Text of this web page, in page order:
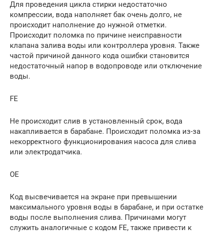
Для проведения цикла стирки недостаточно
компрессии, вода наполняет бак очень долго, не
происходит наполнение до нужной отметки.
Происходит поломка по причине неисправности
клапана залива воды или контроллера уровня. Также
частой причиной данного кода ошибки становится
недостаточный напор в водопроводе или отключение
воды.
FE
Не происходит слив в установленный срок, вода
накапливается в барабане. Происходит поломка из-за
некорректного функционирования насоса для слива
или электродатчика.
OE
Код высвечивается на экране при превышении
максимального уровня воды в барабане, и при остатке
воды после выполнения слива. Причинами могут
служить аналогичные с кодом FE, также привести к